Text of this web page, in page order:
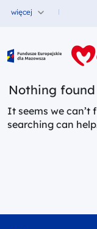
więcej
Fundusze
Nothing found
It seems we can’t
searching can